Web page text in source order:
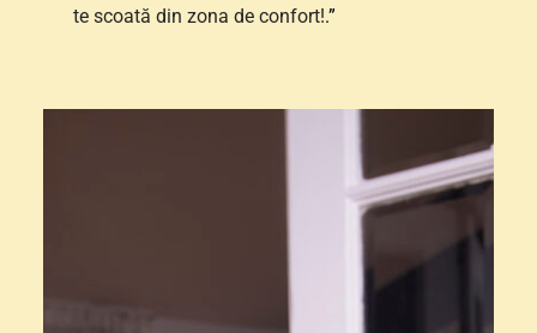
te scoată din zona de confort!.”